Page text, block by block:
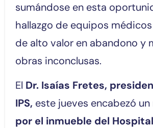
sumándose en esta
hallazgo de equipos
de alto valor en abandono y
obras inconclusas.
El Dr. Isaías Fretes,
IPS, este jueves encabezó un
por el inmueble del